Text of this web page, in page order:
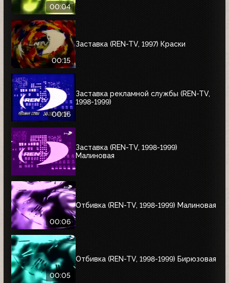
00:04
00:15
Заставка (REN-TV, 1997) Краски
00:16
Заставка рекламной службы (REN-TV,
1998-1999)
Заставка (REN-TV, 1998-1999)
Малиновая
00:06
Отбивка (REN-TV, 1998-1999) Малиновая
00:05
Отбивка (REN-TV, 1998-1999) Бирюзовая